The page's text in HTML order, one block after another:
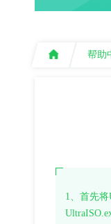
帮助
1、首先